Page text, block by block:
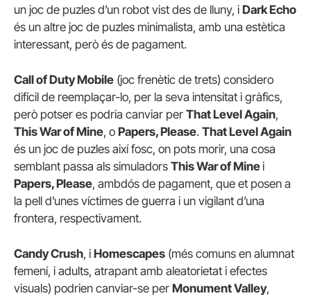
un joc de puzles d’un robot vist des de lluny, i Dark Echo
és un altre joc de puzles minimalista, amb una estètica
interessant, però és de pagament.
Call of Duty Mobile (joc frenètic de trets) considero
difícil de reemplaçar-lo, per la seva intensitat i gràfics,
però potser es podria canviar per That Level Again,
This War of Mine, o Papers, Please. That Level Again
és un joc de puzles així fosc, on pots morir, una cosa
semblant passa als simuladors This War of Minei
Papers, Please, ambdós de pagament, que et posen a
la pell d’unes víctimes de guerra i un vigilant d’una
frontera, respectivament.
Candy Crush, i Homescapes (més comuns en alumnat
femení, i adults, atrapant amb aleatorietat i efectes
visuals) podrien canviar-se per Monument Valley,